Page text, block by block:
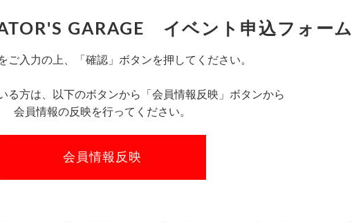
GARAGE イベント申込フォーム
ご入力の上、「確認」ボタンを押してください。
る方は、以下のボタンから「会員情報反映」ボタンから
会員情報の反映を行ってください。